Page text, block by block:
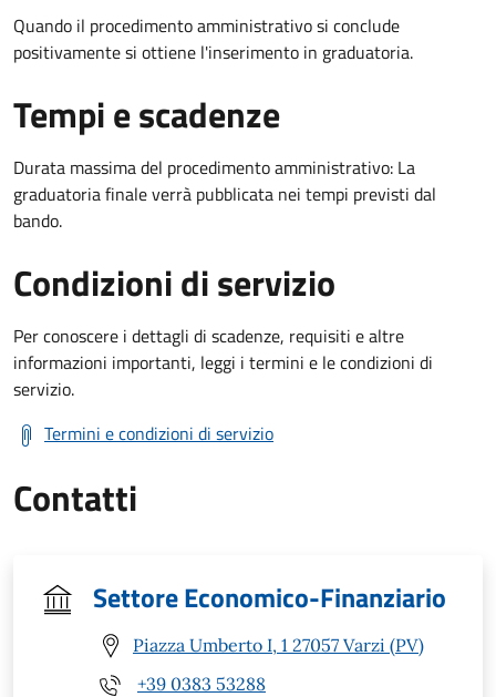
Quando il procedimento amministrativo si conclude
positivamente si ottiene l'inserimento in graduatoria.
Tempi e scadenze
Durata massima del procedimento amministrativo: La
graduatoria finale verrà pubblicata nei tempi previsti dal
bando.
Condizioni di servizio
Per conoscere i dettagli di scadenze, requisiti e altre
informazioni importanti, leggi i termini e le condizioni di
servizio.
Termini e condizioni di servizio
Contatti
Settore Economico-Finanziario
Piazza Umberto I, 1 27057 Varzi (PV)
+39 0383 53288